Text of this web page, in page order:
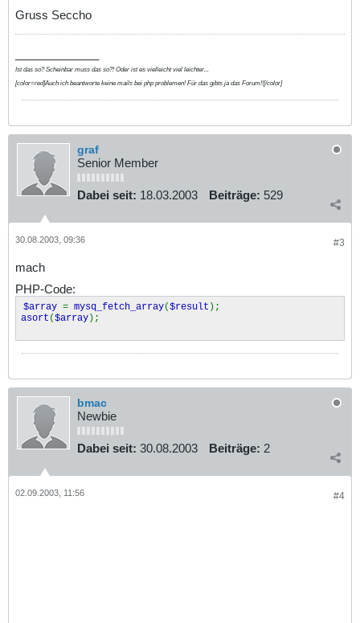
Gruss Seccho
Ist das so? Scheinbar muss das so?! Oder ist es vielleicht viel leichter...
[color=red]Auch ich beantworte keine mails bei php problemen! Für das gibts ja das Forum!![/color]
graf
Senior Member
Dabei seit: 18.03.2003 Beiträge: 529
#3
30.08.2003, 09:36
mach
PHP-Code:
$array = mysq_fetch_array($result );
asort ($array);
bmac
Newbie
Dabei seit: 30.08.2003 Beiträge: 2
#4
02.09.2003, 11:56